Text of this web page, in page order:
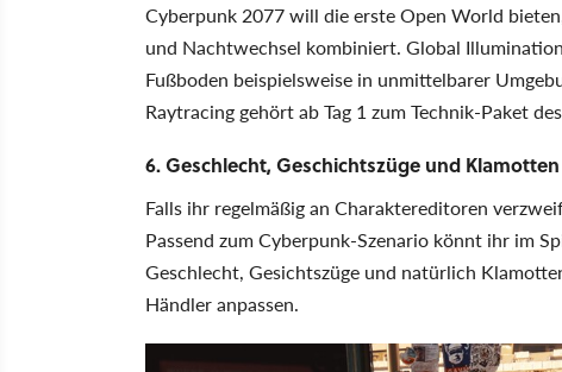
Cyberpunk 2077 will die erste Open World
und Nachtwechsel kombiniert. Global
Fußboden beispielsweise in unmittelbarer
Raytracing gehört ab Tag 1 zum Technik-Paket
6. Geschlecht, Geschichtszüge und
Falls ihr regelmäßig an Charaktereditoren
Passend zum Cyberpunk-Szenario könnt ihr im
Geschlecht, Gesichtszüge und natürlich
Händler anpassen.